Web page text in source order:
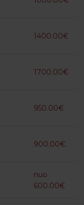
1400.00€
1700.00€
950.00€
900.00€
nuo
600.00€